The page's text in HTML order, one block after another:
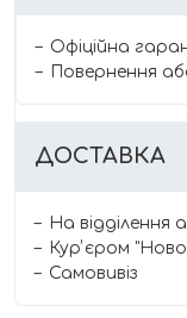
Офіційна
Повернення
ДОСТАВКА
На
Курʼєром
Самовивіз